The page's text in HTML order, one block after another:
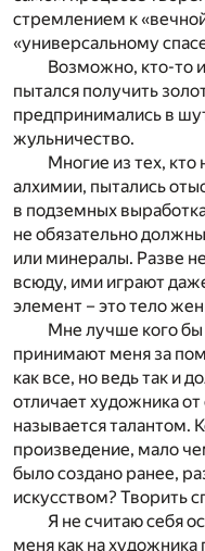
стремлением к
«универсальному
Возможно, кто-то
пытался получить
предпринимались в
жульничество.
Многие из тех, кто
алхимии, пытались
в подземных
не обязательно
или минералы. Разве
всюду, ими играют
элемент – это тело
Мне лучше кого бы
принимают меня за
как все, но ведь так и
отличает художника
называется талантом.
произведение, мало
было создано ранее,
искусством? Творить
Я не считаю себя
меня как на